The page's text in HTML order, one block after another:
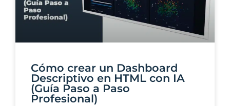
Cómo crear un Dashboard
Descriptivo en HTML con IA
(Guía Paso a Paso
Profesional)